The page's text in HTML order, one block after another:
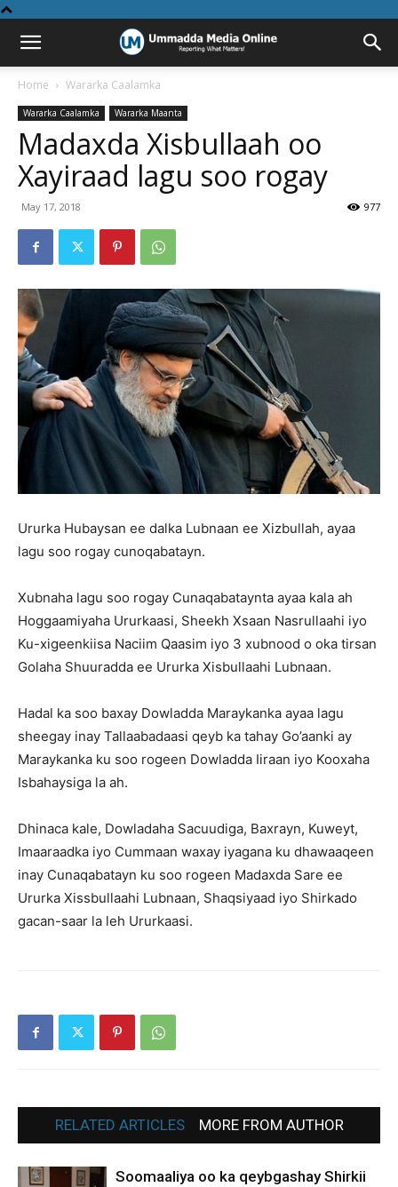
Home Wararka Caalamka
Wararka Caalamka Wararka Maanta
Madaxda Xisbullaah oo
Xayiraad lagu soo rogay
May 17, 2018 977
Ururka Hubaysan ee dalka Lubnaan ee Xizbullah, ayaa
lagu soo rogay cunoqabatayn.
Xubnaha lagu soo rogay Cunaqabataynta ayaa kala ah
Hoggaamiyaha Ururkaasi, Sheekh Xsaan Nasrullaahi iyo
Ku-xigeenkiisa Naciim Qaasim iyo 3 xubnood o oka tirsan
Golaha Shuuradda ee Ururka Xisbullaahi Lubnaan.
Hadal ka soo baxay Dowladda Maraykanka ayaa lagu
sheegay inay Tallaabadaasi qeyb ka tahay Go’aanki ay
Maraykanka ku soo rogeen Dowladda Iiraan iyo Kooxaha
Isbahaysiga la ah.
Dhinaca kale, Dowladaha Sacuudiga, Baxrayn, Kuweyt,
Imaaraadka iyo Cummaan waxay iyagana ku dhawaaqeen
inay Cunaqabatayn ku soo rogeen Madaxda Sare ee
Ururka Xissbullaahi Lubnaan, Shaqsiyaad iyo Shirkado
gacan-saar la leh Ururkaasi.
RELATED ARTICLES MORE FROM AUTHOR
Soomaaliya oo ka qeybgashay Shirkii